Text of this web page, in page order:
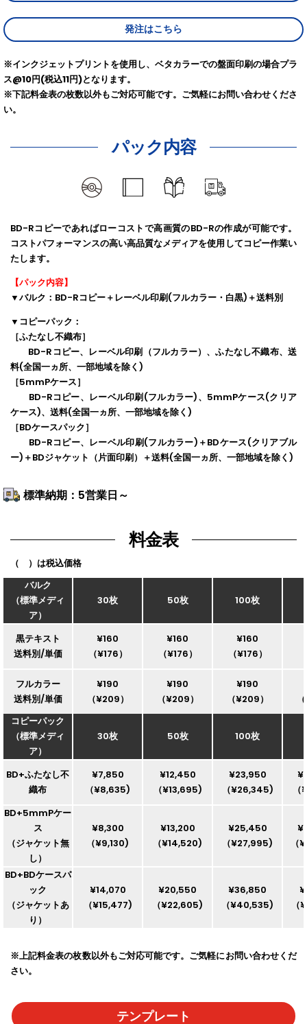
発注はこちら
※インクジェットプリントを使用し、ベタカラーでの盤面印刷の場合プラ
ス@10円(税込11円)となります。
※下記料金表の枚数以外もご対応可能です。ご気軽にお問い合わせくださ
い。
パック内容
BD-Rコピーであればローコストで高画質のBD-Rの作成が可能です。
コストパフォーマンスの高い高品質なメディアを使用してコピー作業い
たします。
【パック内容】
▼バルク ：BD-Rコピー＋レーベル印刷(フルカラー・白黒)＋送料別
▼コピーパック ：
［ふたなし不織布］
BD-Rコピー、レーベル印刷（フルカラー）、ふたなし不織布、送
料(全国一ヵ所、一部地域を除く)
［5mmPケース］
BD-Rコピー、レーベル印刷(フルカラー)、5mmPケース(クリア
ケース)、送料(全国一ヵ所、一部地域を除く)
［BDケースパック］
BD-Rコピー、レーベル印刷(フルカラー)＋BDケース(クリアブル
ー)＋BDジャケット（片面印刷）＋送料(全国一ヵ所、一部地域を除く)
標準納期：5営業日～
料金表
（ ）は税込価格
バルク
（標準メディ
ア）
30枚 50枚 100枚
黒テキスト
送料別/単価
¥160
（¥176）
¥160
（¥176）
¥160
（¥176）
フルカラー
送料別/単価
¥190
（¥209）
¥190
（¥209）
¥190
（¥209）
コピーパック
（標準メディ
ア）
30枚 50枚 100枚
BD+ふたなし不
織布
¥7,850
（¥8,635)
¥12,450
（¥13,695)
¥23,950
（¥26,345)
BD+5mmPケー
ス
（ジャケット無
し）
¥8,300
（¥9,130)
¥13,200
（¥14,520)
¥25,450
（¥27,995)
BD+BDケースパ
ック
（ジャケットあ
り）
¥14,070
（¥15,477)
¥20,550
（¥22,605)
¥36,850
（¥40,535)
※上記料金表の枚数以外もご対応可能です。ご気軽にお問い合わせくだ
さい。
テンプレート